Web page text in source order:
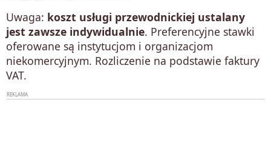
Uwaga: koszt usługi przewodnickiej ustalany
jest zawsze indywidualnie. Preferencyjne stawki
oferowane są instytucjom i organizacjom
niekomercyjnym. Rozliczenie na podstawie faktury
VAT.